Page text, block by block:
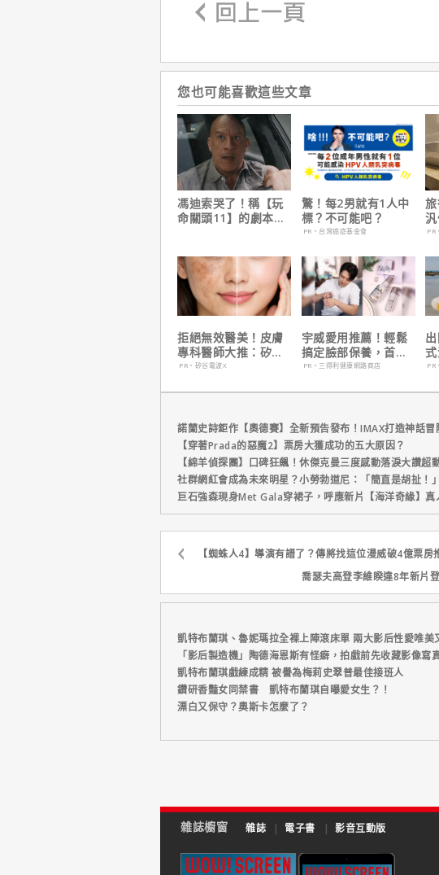
您也可能喜歡這些文章
馮迪索哭了！稱【玩
命關頭11】的劇本是
驚！每2男就有1人中
標？不可能吧？
PR・台灣癌症基金會 PR
拒絕無效醫美！皮膚
專科醫師大推：矽谷
電波 X 讓肌膚由內而
PR・矽谷電波X
宇威愛用推薦！輕鬆
搞定臉部保養，首購
只要$390
PR・三得利健康網路商店
諾蘭史詩鉅作【奧德賽】全新預告發布！IMAX打造神話冒
【穿著Prada的惡魔2】票房大獲成功的五大原因？
【綿羊偵探團】口碑狂飆！休傑克曼三度感動落淚大讚超
社群網紅會成為未來明星？小勞勃道尼：「簡直是胡扯！」
巨石強森現身Met Gala穿裙子，呼應新片【海洋奇緣】真
【蜘蛛人4】導演有譜了？傳將找這位漫威破4億票房
喬瑟夫高登李維睽違8年新片
凱特布蘭琪、魯妮瑪拉全裸上陣滾床單 兩大影后性愛唯美
「影后製造機」陶德海恩斯有怪癖，拍戲前先收藏影像寫
凱特布蘭琪戲練成精 被譽為梅莉史翠普最佳接班人
鑽研香豔女同禁書 凱特布蘭琪自曝愛女生？！
漂白又保守？奧斯卡怎麼了？
雜誌櫥窗 雜誌 | 電子書 | 影音互動版